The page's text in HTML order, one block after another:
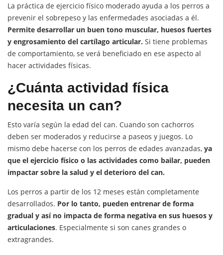
La práctica de ejercicio físico moderado ayuda a los perros a
prevenir el sobrepeso y las enfermedades asociadas a él.
Permite desarrollar un buen tono muscular, huesos fuertes
y engrosamiento del cartílago articular. Si tiene problemas
de comportamiento, se verá beneficiado en ese aspecto al
hacer actividades físicas.
¿Cuánta actividad física
necesita un can?
Esto varía según la edad del can. Cuando son cachorros
deben ser moderados y reducirse a paseos y juegos. Lo
mismo debe hacerse con los perros de edades avanzadas, ya
que el ejercicio físico o las actividades como bailar, pueden
impactar sobre la salud y el deterioro del can.
Los perros a partir de los 12 meses están completamente
desarrollados. Por lo tanto, pueden entrenar de forma
gradual y así no impacta de forma negativa en sus huesos y
articulaciones. Especialmente si son canes grandes o
extragrandes.